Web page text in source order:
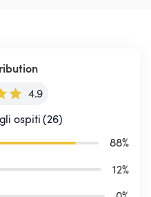
4.9
ospiti (26)
88%
12%